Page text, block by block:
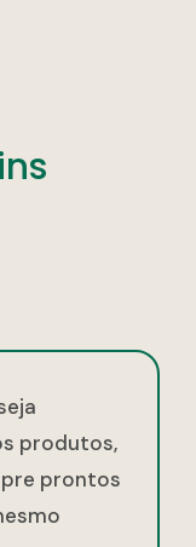
produtos,
prontos